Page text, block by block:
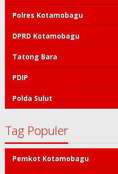
Polres Kotamobagu
DPRD Kotamobagu
Tatong Bara
PDIP
Polda Sulut
Tag Populer
Pemkot Kotamobagu